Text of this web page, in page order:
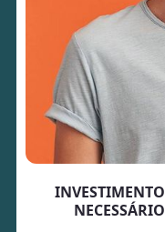
INVESTIMENTO
NECESSÁRIO